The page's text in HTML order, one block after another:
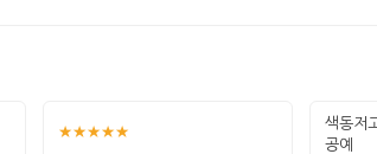
★★★★★
색동저
공예